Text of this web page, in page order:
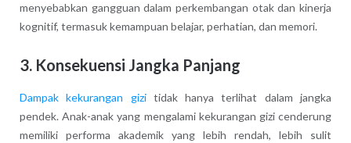
menyebabkan gangguan dalam perkembangan otak dan kinerja
kognitif, termasuk kemampuan belajar, perhatian, dan memori.
3. Konsekuensi Jangka Panjang
Dampak kekurangan gizitidak hanya terlihat dalam jangka
pendek. Anak-anak yang mengalami kekurangan gizi cenderung
memiliki performa akademik yang lebih rendah, lebih sulit